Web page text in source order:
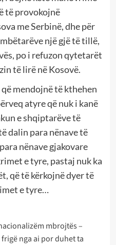
të provokojnë
me Serbinë, dhe për
një gjë të tillë,
po i refuzon qytetarët
të lirë në Kosovë.
mendojnë të kthehen
atyre që nuk i kanë
e shqiptarëve të
dalin para nënave të
nënave gjakovare
e tyre, pastaj nuk ka
që të kërkojnë dyer të
e tyre…
mbrojtës –
nga ai por duhet ta